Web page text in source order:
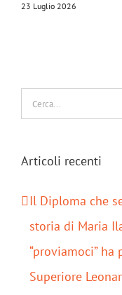
23 Luglio 2026
Cerca
Articoli recenti
Il Diploma che
storia di Maria
“proviamoci” ha
Superiore